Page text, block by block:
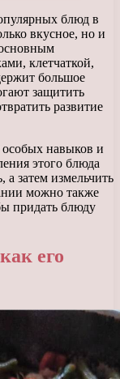
блюд в
вкусное, но и
клетчаткой,
большое
защитить
развитие
особых навыков и
этого блюда
затем измельчить
можно также
придать блюду
его